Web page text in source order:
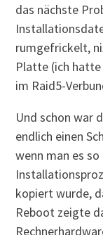
das nächste
rumgefrickelt,
Platte (ich
im Raid5-
Und schon war
endlich einen
wenn man es
kopiert wurde,
Reboot zeigte